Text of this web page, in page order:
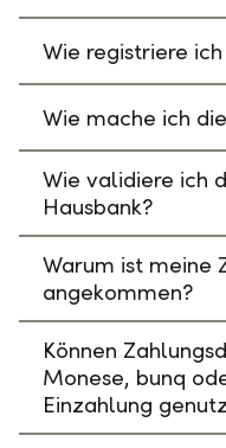
Wie registriere
Wie mache ich
Wie validiere ich
Hausbank?
Warum ist meine
angekommen?
Können
Monese, bunq
Einzahlung